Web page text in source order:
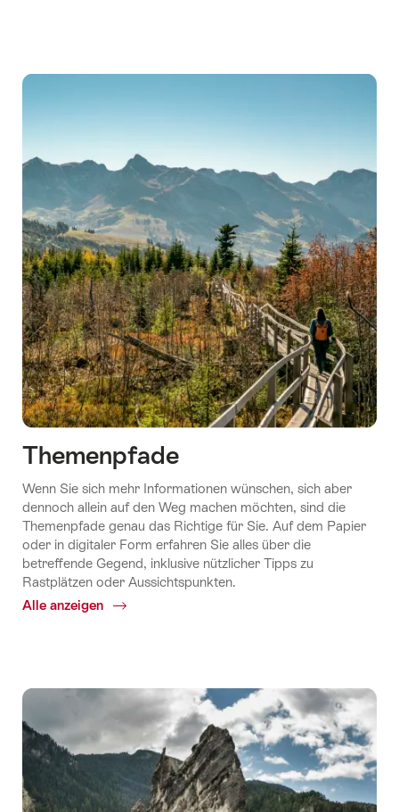
Themenpfade
Wenn Sie sich mehr Informationen wünschen, sich aber
dennoch allein auf den Weg machen möchten, sind die
Themenpfade genau das Richtige für Sie. Auf dem Papier
oder in digitaler Form erfahren Sie alles über die
betreffende Gegend, inklusive nützlicher Tipps zu
Rastplätzen oder Aussichtspunkten.
Alle anzeigen
Common.Of